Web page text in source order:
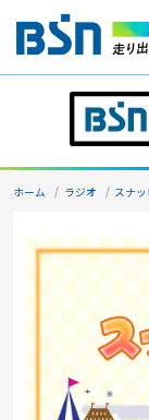
ホ
テ
ア
イ
ニ
ホーム ラジオ スナ